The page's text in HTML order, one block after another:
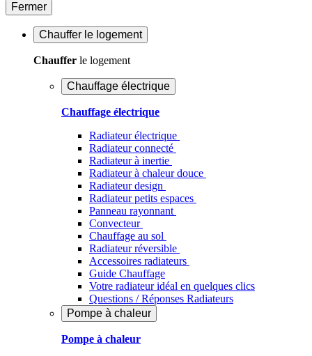
Fermer
Chauffer le logement
Chauffer le logement
Chauffage électrique
Chauffage électrique
Radiateur électrique
Radiateur connecté
Radiateur à inertie
Radiateur à chaleur douce
Radiateur design
Radiateur petits espaces
Panneau rayonnant
Convecteur
Chauffage au sol
Radiateur réversible
Accessoires radiateurs
Guide Chauffage
Votre radiateur idéal en quelques clics
Questions / Réponses Radiateurs
Pompe à chaleur
Pompe à chaleur